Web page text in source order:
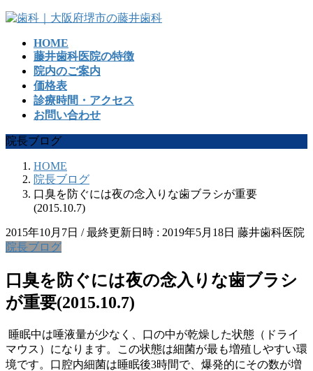
コ
ッ
プ
ナ
移
動
HOME
藤井歯科医院の特徴
院内のご案内
価格表
診療時間・アクセス
お問い合わせ
院長ブログ
HOME
院長ブログ
口臭を防ぐには夜の念入りな歯ブラシが重要
(2015.10.7)
2015年10月7日 / 最終更新日時 : 2019年5月18日 藤井歯科医院
院長ブログ
口臭を防ぐには夜の念入りな歯ブラシ
が重要(2015.10.7)
睡眠中は唾液量が少なく、口の中が乾燥した状態（ドライ
マウス）になります。この状態は細菌が最も増殖しやすい環
境です。口腔内細菌は睡眠後3時間で、爆発的にその数が増